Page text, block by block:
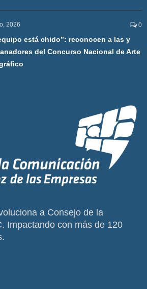
2026 0
está chido”: reconocen a las y
del Concurso Nacional de Arte
a Consejo de la
Impactando con más de 120